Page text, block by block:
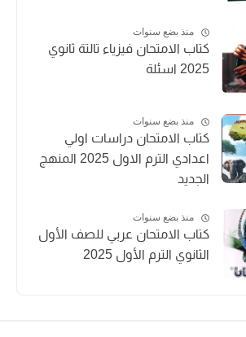
منذ بضع سنوات
كتاب الامتحان فيزياء تالتة ثانوي
2025 اسئلة
منذ بضع سنوات
كتاب الامتحان دراسات اولي
اعدادي الترم الاول 2025 المنهج
الجديد
منذ بضع سنوات
كتاب الامتحان عربي للصف الأول
الثانوي الترم الأول 2025